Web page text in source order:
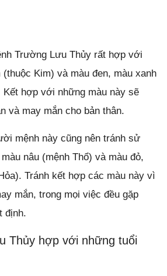
Trường Lưu Thủy rất hợp với
Kim) và màu đen, màu xanh
hợp với những màu này sẽ
và may mắn cho bản thân.
mệnh này cũng nên tránh sử
nâu (mệnh Thổ) và màu đỏ,
Tránh kết hợp các màu này vì
mắn, trong mọi việc đều gặp
định.
Thủy hợp với những tuổi